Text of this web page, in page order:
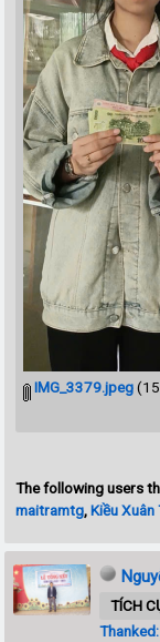
IMG_3379.jpeg
The following users
maitramtg,Kiều
TÍCH